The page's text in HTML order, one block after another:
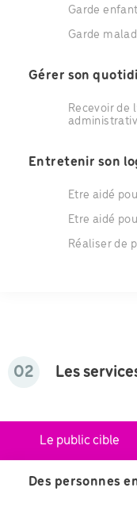
Garde
Garde
Gérer son
Recevoir de
Entretenir son
Etre aidé
Etre aidé
Réaliser de
02 Les
Le public cible
Des personnes